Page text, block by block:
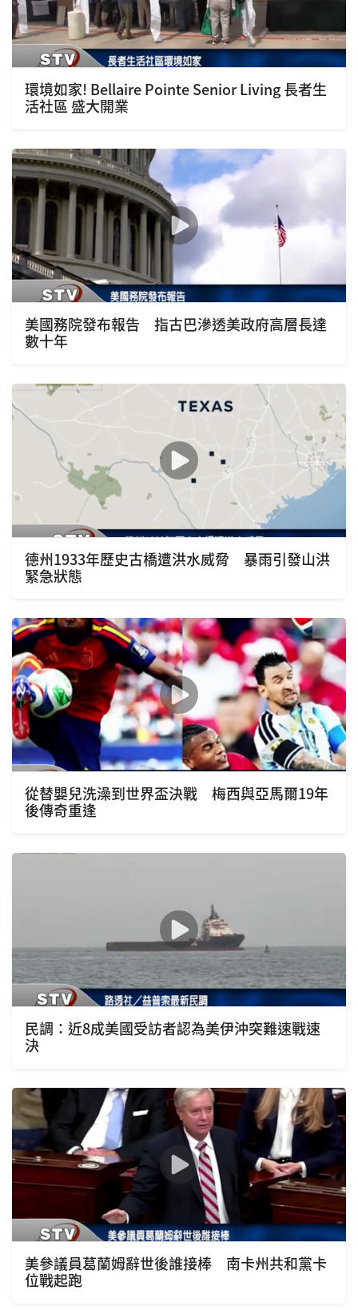
環境如家! Bellaire Pointe Senior Living 長者生
活社區 盛大開業
美國務院發布報告 指古巴滲透美政府高層長達
數十年
德州1933年歷史古橋遭洪水威脅 暴雨引發山洪
緊急狀態
從替嬰兒洗澡到世界盃決戰 梅西與亞馬爾19年
後傳奇重逢
民調：近8成美國受訪者認為美伊沖突難速戰速
決
美參議員葛蘭姆辭世後誰接棒 南卡州共和黨卡
位戰起跑